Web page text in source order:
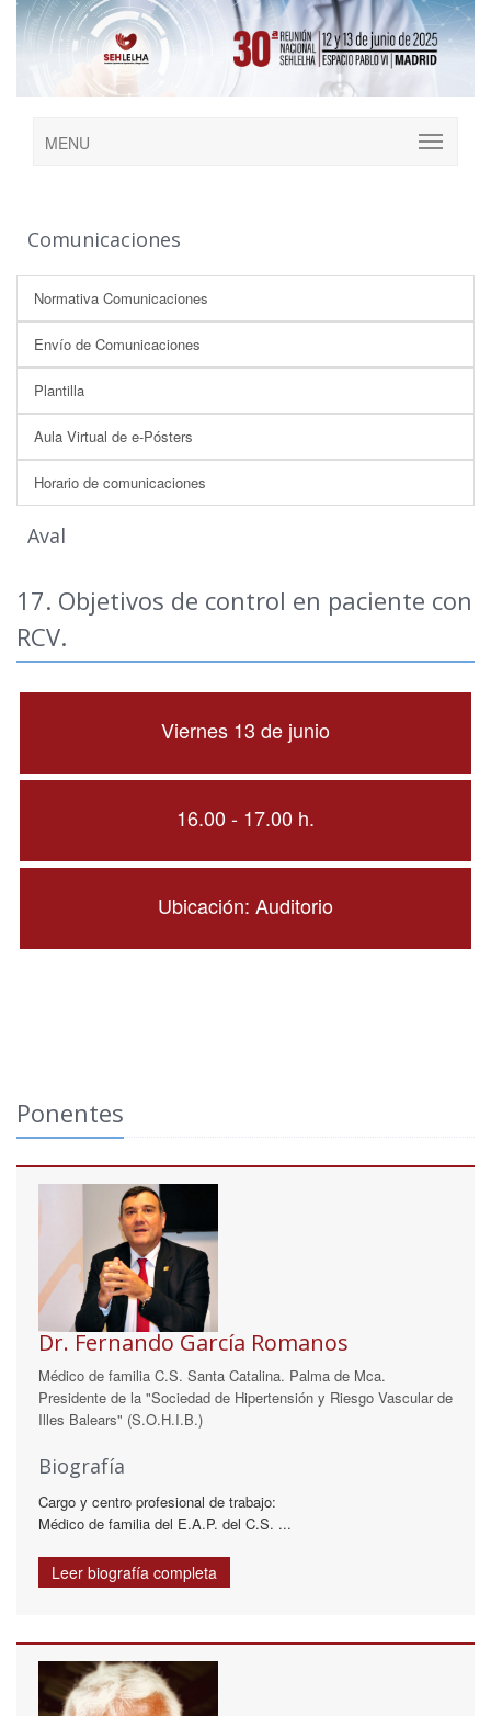
MENU
Comunicaciones
Normativa Comunicaciones
Envío de Comunicaciones
Plantilla
Aula Virtual de e-Pósters
Horario de comunicaciones
Aval
17. Objetivos de control en paciente con
RCV.
Viernes 13 de junio
16.00 - 17.00 h.
Ubicación: Auditorio
Ponentes
Dr. Fernando García Romanos
Médico de familia C.S. Santa Catalina. Palma de Mca.
Presidente de la "Sociedad de Hipertensión y Riesgo Vascular de
Illes Balears" (S.O.H.I.B.)
Biografía
Cargo y centro profesional de trabajo:
Médico de familia del E.A.P. del C.S. ...
Leer biografía completa